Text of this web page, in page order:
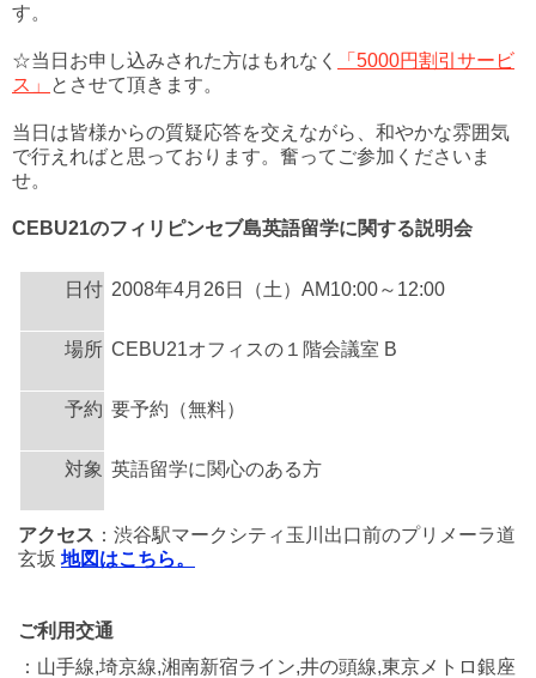
す。
☆当日お申し込みされた方はもれなく
「5000円割引サービ
ス」
とさせて頂きます。
当日は皆様からの質疑応答を交えながら、和やかな雰囲気
で行えればと思っております。奮ってご参加くださいま
せ。
CEBU21のフィリピンセブ島英語留学に関する説明会
日付 2008年4月26日（土）AM10:00～12:00
場所 CEBU21オフィスの１階会議室 B
予約 要予約（無料）
対象 英語留学に関心のある方
アクセス ：渋谷駅マークシティ玉川出口前のプリメーラ道
玄坂 地図はこちら。
ご利用交通
：山手線,埼京線,湘南新宿ライン,井の頭線,東京メトロ銀座